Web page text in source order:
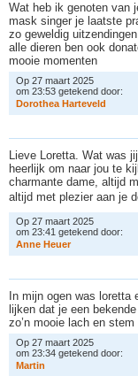
Wat heb ik genoten van
mask singer je laatste
zo geweldig
alle dieren ben ook
mooie momenten
Op 27 maart 2025
om 23:53 getekend door:
Dorothea Harteveld
Lieve Loretta. Wat was
heerlijk om naar jou te
charmante dame, altijd
altijd met plezier aan je
Op 27 maart 2025
om 23:41 getekend door:
Anne Heuer
In mijn ogen was loretta
lijken dat je een
zo’n mooie lach en
Op 27 maart 2025
om 23:34 getekend door:
Martin